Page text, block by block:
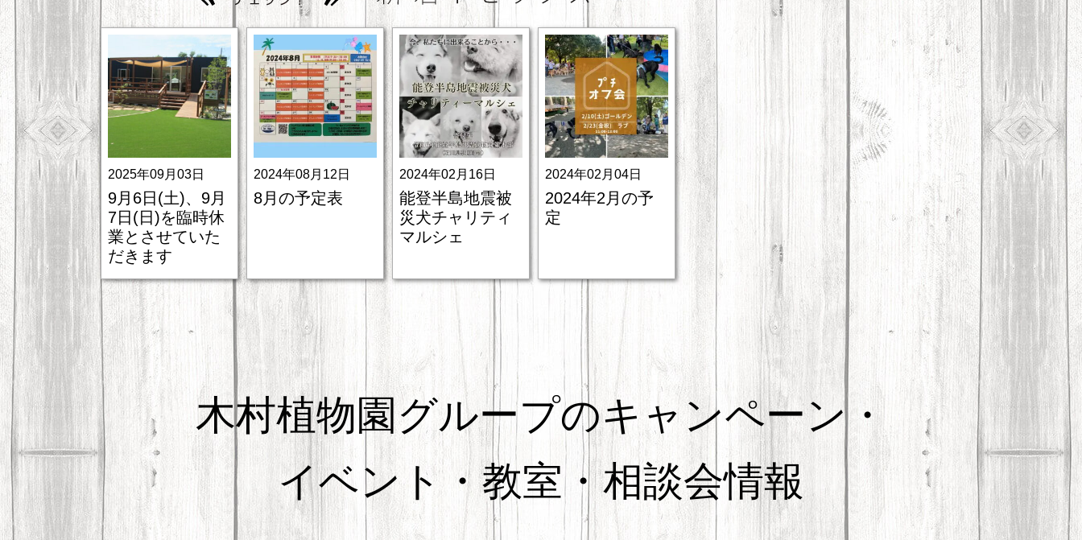
2025年09月03日
9月6日(土)、9月
7日(日)を臨時休
業とさせていた
だきます
2024年08月12日
8月の予定表
2024年02月16日
能登半島地震被
災犬チャリティ
マルシェ
2024年02月04日
2024年2月の予
定
木村植物園グループのキャンペーン・
イベント・教室・相談会情報